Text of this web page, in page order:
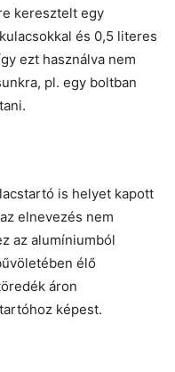
keresztelt egy
és 0,5 literes
ezt használva nem
pl. egy boltban
is helyet kapott
elnevezés nem
az alumíniumból
élő
áron
képest.